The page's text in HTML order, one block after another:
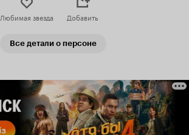
Любимая звезда Добавить
Все детали о персоне